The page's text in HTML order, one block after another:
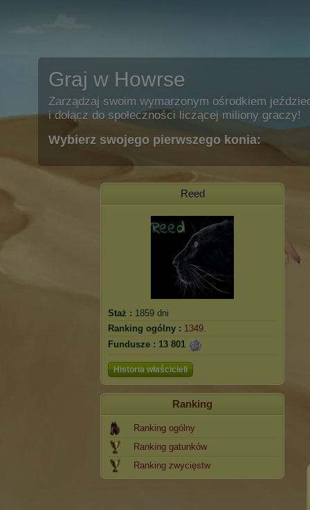
Graj w Howrse
Zarządzaj swoim wymarzonym ośrodkiem
i dołącz do społeczności liczącej miliony graczy!
Wybierz swojego pierwszego konia:
Reed
Staż : 1859 dni
Ranking ogólny : 1349.
Fundusze : 13 801
Historia właścicieli
Ranking
Ranking ogólny
Ranking gatunków
Ranking zwycięstw